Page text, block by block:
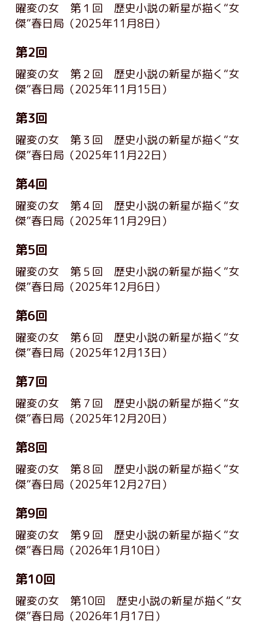
曜変の女 第１回 歴史小説の新星が描く“女
傑”春日局 （2025年11月8日）
第2回
曜変の女 第２回 歴史小説の新星が描く“女
傑”春日局 （2025年11月15日）
第3回
曜変の女 第３回 歴史小説の新星が描く“女
傑”春日局 （2025年11月22日）
第4回
曜変の女 第４回 歴史小説の新星が描く“女
傑”春日局 （2025年11月29日）
第5回
曜変の女 第５回 歴史小説の新星が描く“女
傑”春日局 （2025年12月6日）
第6回
曜変の女 第６回 歴史小説の新星が描く“女
傑”春日局 （2025年12月13日）
第7回
曜変の女 第７回 歴史小説の新星が描く“女
傑”春日局 （2025年12月20日）
第8回
曜変の女 第８回 歴史小説の新星が描く“女
傑”春日局 （2025年12月27日）
第9回
曜変の女 第９回 歴史小説の新星が描く“女
傑”春日局 （2026年1月10日）
第10回
曜変の女 第10回 歴史小説の新星が描く“女
傑”春日局 （2026年1月17日）